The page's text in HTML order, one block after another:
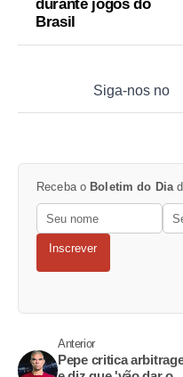
durante jogos do
Brasil
Siga-nos no
Receba o Boletim do Dia
Inscrever
Anterior
Pepe critica